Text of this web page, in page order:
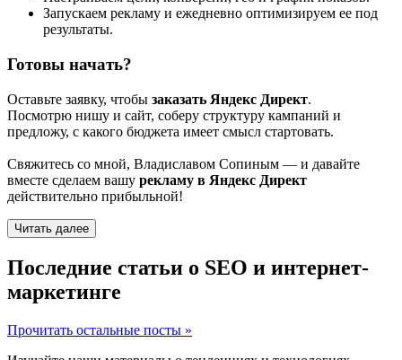
Запускаем рекламу и ежедневно оптимизируем ее под
результаты.
Готовы начать?
Оставьте заявку, чтобы заказать Яндекс Директ.
Посмотрю нишу и сайт, соберу структуру кампаний и
предложу, с какого бюджета имеет смысл стартовать.
Свяжитесь со мной, Владиславом Сопиным — и давайте
вместе сделаем вашу рекламу в Яндекс Директ
действительно прибыльной!
Читать далее
Последние статьи о SEO и интернет-
маркетинге
Прочитать остальные посты »